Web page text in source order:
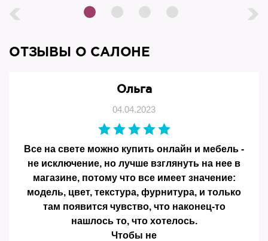
ОТЗЫВЫ О САЛОНЕ
Ольга
04.04.2023
Все на свете можно купить онлайн и мебель -
не исключение, но лучше взглянуть на нее в
магазине, потому что все имеет значение:
модель, цвет, текстура, фурнитура, и только
там появится чувство, что наконец-то
нашлось то, что хотелось.
Чтобы не